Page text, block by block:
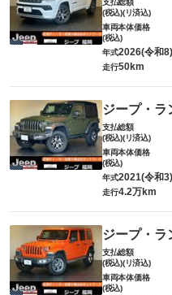
(税込)(リ済込)
車両本体価格
(税込)
年式2026(令和
走行50km
ジープ・ラ
支払総額
(税込)(リ済込)
車両本体価格
(税込)
年式2021(令和
走行4.2万km
ジープ・ラ
支払総額
(税込)(リ済込)
車両本体価格
(税込)